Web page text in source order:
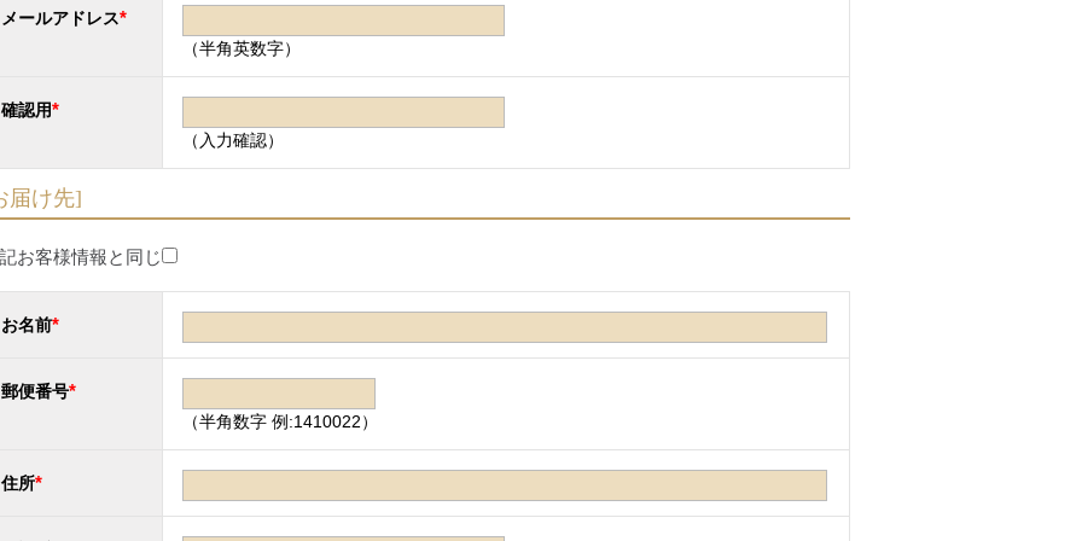
メールアドレス*
（半角英数字）
確認用*
（入力確認）
届け先]
お客様情報と同じ
お名前*
郵便番号*
（半角数字 例:1410022）
住所*